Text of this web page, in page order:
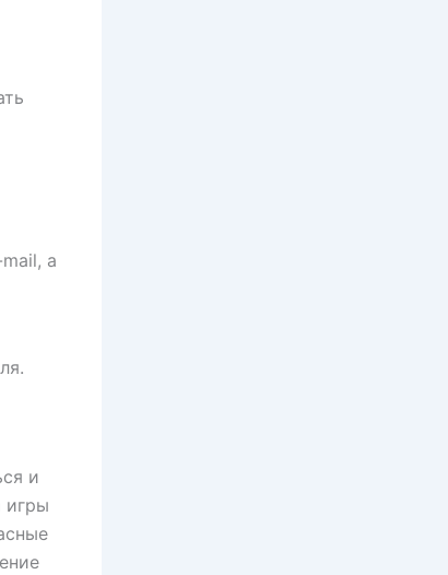
а
и
игры